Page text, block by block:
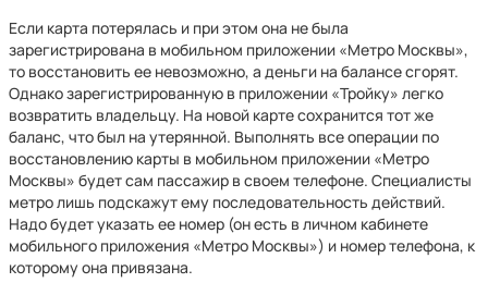
Если карта потерялась и при этом она не была
зарегистрирована в мобильном приложении «Метро Москвы»,
то восстановить ее невозможно, а деньги на балансе сгорят.
Однако зарегистрированную в приложении «Тройку» легко
возвратить владельцу. На новой карте сохранится тот же
баланс, что был на утерянной. Выполнять все операции по
восстановлению карты в мобильном приложении «Метро
Москвы» будет сам пассажир в своем телефоне. Специалисты
метро лишь подскажут ему последовательность действий.
Надо будет указать ее номер (он есть в личном кабинете
мобильного приложения «Метро Москвы») и номер телефона, к
которому она привязана.